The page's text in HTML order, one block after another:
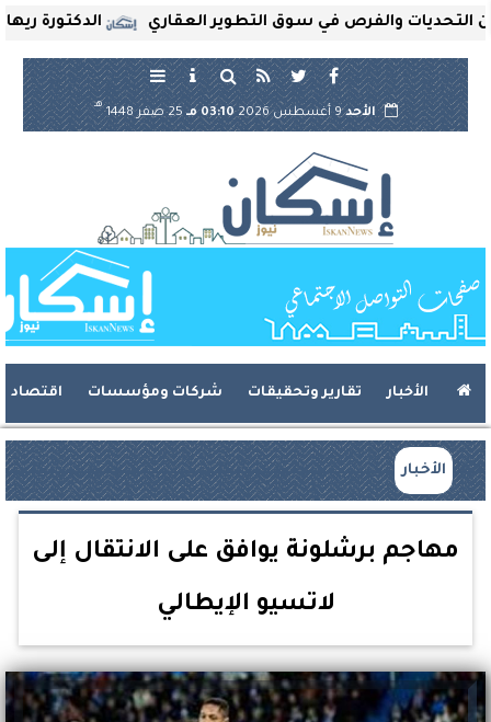
الدكتورة ريهام والفرص في سوق التطوير العقاري
الأحد9 أغسطس 2026 03:10 مـ 25 صفر 1448
هـ
الأخبار تقارير وتحقيقات شركات ومؤسسات اقتصاد
الأخبار
مهاجم برشلونة يوافق على الانتقال إلى
لاتسيو الإيطالي